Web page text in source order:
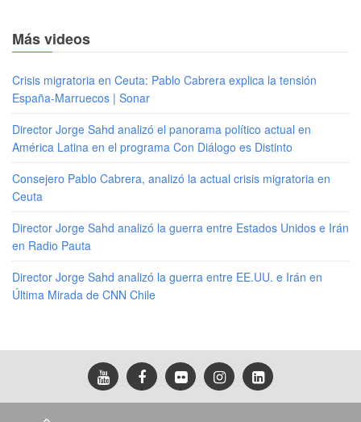
Más videos
Crisis migratoria en Ceuta: Pablo Cabrera explica la tensión
España-Marruecos | Sonar
Director Jorge Sahd analizó el panorama político actual en
América Latina en el programa Con Diálogo es Distinto
Consejero Pablo Cabrera, analizó la actual crisis migratoria en
Ceuta
Director Jorge Sahd analizó la guerra entre Estados Unidos e Irán
en Radio Pauta
Director Jorge Sahd analizó la guerra entre EE.UU. e Irán en
Última Mirada de CNN Chile